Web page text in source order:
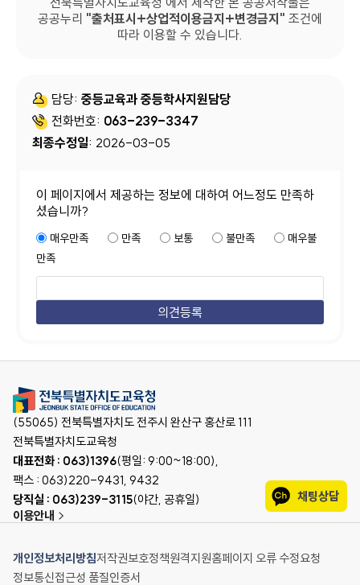
공공누리
출처표시+상업적이용금지+변경금지
조건에
따라 이용할 수 있습니다.
담당: 중등교육과 중등학사지원담당
전화번호: 063-239-3347
최종수정일: 2026-03-05
이 페이지에서 제공하는 정보에 대하여 어느정도 만족하
셨습니까?
매우만족 만족 보통 불만족
매우불
만족
(55065) 전북특별자치도 전주시 완산구 홍산로 111
전북특별자치도교육청
대표전화 : 063)1396(평일: 9:00~18:00),
팩스 : 063)220-9431, 9432
당직실 : 063)239-3115(야간, 공휴일)
이용안내
채팅상담
개인정보처리방침저작권보호정책원격지원홈페이지 오류 수정요청
정보통신접근성 품질인증서